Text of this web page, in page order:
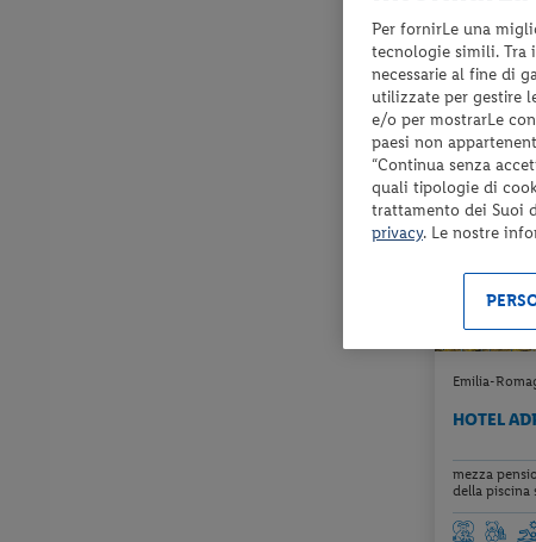
Check-in
dal 29/08/
al 30/09/26
LAST MINUTE
Emilia-
HOTEL
mezza
della piscina
Per fornirLe una
tecnologie simili. Tra
necessarie al fine di
utilizzate per gestire
e/o per mostrarLe
paesi non
“Continua senza
quali tipologie di
trattamento dei Suoi
privacy. Le nostre